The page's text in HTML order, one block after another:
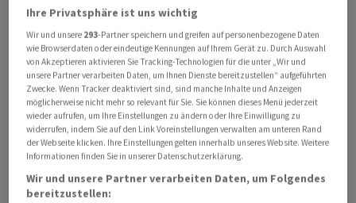
Euro-Schuldenkrise wegen der Banken unter den Euro-
Rettungsschirm musste.
Der Zustand von Frankreichs öffentlichen Finanzen sei
besorgniserregend, musste vor kurzem auch der neue
Budgetminister Laurent Saint-Martin zugegeben. Nach
neuesten Schätzungen könnte das Haushaltsdefizit
dieses Jahr mehr als 6 Prozent betragen.
Ihre Privatsphäre ist uns wichtig
Wir und unsere 293-Partner speichern und greifen auf personenbezogene Daten
wie Browserdaten oder eindeutige Kennungen auf Ihrem Gerät zu. Durch Auswahl
von Akzeptieren aktivieren Sie Tracking-Technologien für die unter „Wir und
unsere Partner verarbeiten Daten, um Ihnen Dienste bereitzustellen“ aufgeführten
Zwecke. Wenn Tracker deaktiviert sind, sind manche Inhalte und Anzeigen
möglicherweise nicht mehr so relevant für Sie. Sie können dieses Menü jederzeit
wieder aufrufen, um Ihre Einstellungen zu ändern oder Ihre Einwilligung zu
widerrufen, indem Sie auf den Link Voreinstellungen verwalten am unteren Rand
der Webseite klicken. Ihre Einstellungen gelten innerhalb unseres Website. Weitere
Informationen finden Sie in unserer Datenschutzerklärung.
Wir und unsere Partner verarbeiten Daten, um Folgendes
bereitzustellen: